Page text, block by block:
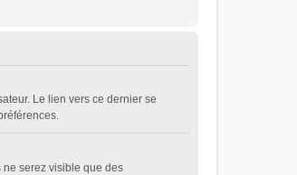
Le lien vers ce dernier se
ne serez visible que des